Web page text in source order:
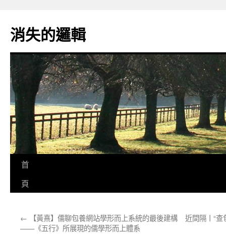
主
要
消失的邏輯
首
頁
← 【黃熹】儒聊包養網站學形而上系統的最後建構
——《五行》所展現的儒學形而上體系
近間隔丨“